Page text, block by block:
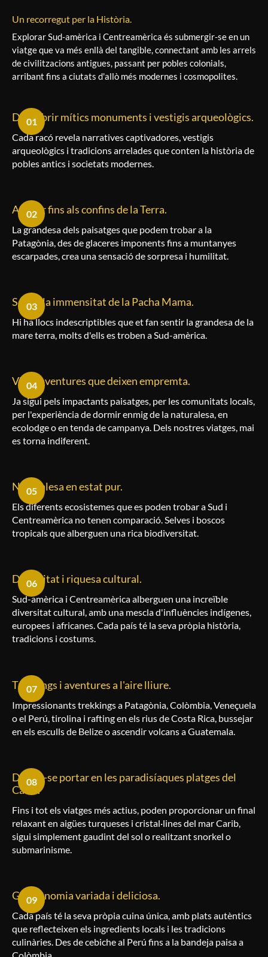
Un recorregut per la Història.
Explorar Sud-amèrica i Centreamèrica és submergir-se en un
viatge que va més enllà del tangible, connectant amb les arrels
de civilitzacions antigues, passant per pobles colonials,
arribant fins a ciutats d'allò més modernes i cosmopolites.
Descobrir mítics monuments i vestigis arqueològics.
01
Cada racó revela narratives captivadores, vestigis
arqueològics i tradicions arrelades que conten la història de
pobles antics i societats modernes.
Arribar fins als confins de la Terra.
02
La grandesa dels paisatges que podem trobar a la
Patagònia, des de glaceres imponents fins a muntanyes
escarpades, crea una sensació de sorpresa i humilitat.
Sentir la immensitat de la Pacha Mama.
03
Hi ha llocs indescriptibles que et fan sentir la grandesa de la
mare terra, molts d'ells es troben a Sud-amèrica.
Viure aventures que deixen empremta.
04
Ja sigui pels impactants paisatges, per les comunitats locals,
per l'experiència de dormir enmig de la naturalesa, en
ecolodge o en tenda de campanya. Dels nostres viatges, mai
es torna indiferent.
Naturalesa en estat pur.
05
Els diferents ecosistemes que es poden trobar a Sud i
Centreamèrica no tenen comparació. Selves i boscos
tropicals que alberguen una rica biodiversitat.
Diversitat i riquesa cultural.
06
Sud-amèrica i Centreamèrica alberguen una increïble
diversitat cultural, amb una mescla d'influències indígenes,
europees i africanes. Cada país té la seva pròpia història,
tradicions i costums.
Trekkings i aventures a l'aire lliure.
07
Impressionants trekkings a Patagònia, Colòmbia, Veneçuela
o el Perú, tirolina i rafting en els rius de Costa Rica, bussejar
en els esculls de Belize o ascendir volcans a Guatemala.
Deixar-se portar en les paradisíaques platges del
Carib.
08
Fins i tot els viatges més actius, poden proporcionar un final
relaxant en aigües turqueses i cristal·lines del mar Carib,
sigui simplement gaudint del sol o realitzant snorkel o
submarinisme.
Gastronomia variada i deliciosa.
09
Cada país té la seva pròpia cuina única, amb plats autèntics
que reflecteixen els ingredients locals i les tradicions
culinàries. Des de cebiche al Perú fins a la bandeja paisa a